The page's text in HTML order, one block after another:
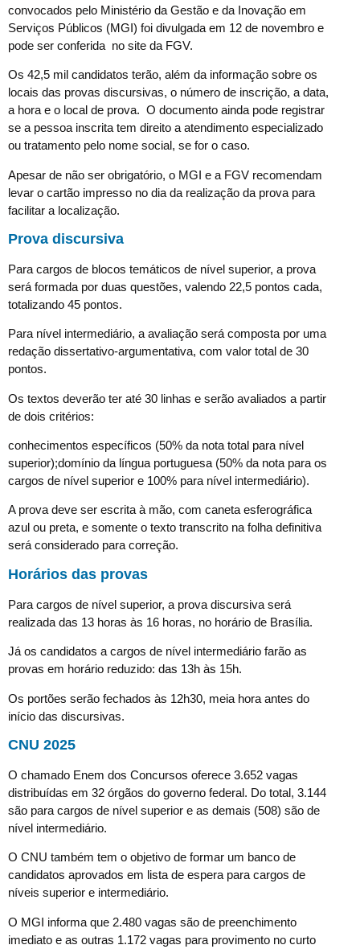
convocados pelo Ministério da Gestão e da Inovação em
Serviços Públicos (MGI) foi divulgada em 12 de novembro e
pode ser conferida no site da FGV.
Os 42,5 mil candidatos terão, além da informação sobre os
locais das provas discursivas, o número de inscrição, a data,
a hora e o local de prova. O documento ainda pode registrar
se a pessoa inscrita tem direito a atendimento especializado
ou tratamento pelo nome social, se for o caso.
Apesar de não ser obrigatório, o MGI e a FGV recomendam
levar o cartão impresso no dia da realização da prova para
facilitar a localização.
Prova discursiva
Para cargos de blocos temáticos de nível superior, a prova
será formada por duas questões, valendo 22,5 pontos cada,
totalizando 45 pontos.
Para nível intermediário, a avaliação será composta por uma
redação dissertativo-argumentativa, com valor total de 30
pontos.
Os textos deverão ter até 30 linhas e serão avaliados a partir
de dois critérios:
conhecimentos específicos (50% da nota total para nível
superior);domínio da língua portuguesa (50% da nota para os
cargos de nível superior e 100% para nível intermediário).
A prova deve ser escrita à mão, com caneta esferográfica
azul ou preta, e somente o texto transcrito na folha definitiva
será considerado para correção.
Horários das provas
Para cargos de nível superior, a prova discursiva será
realizada das 13 horas às 16 horas, no horário de Brasília.
Já os candidatos a cargos de nível intermediário farão as
provas em horário reduzido: das 13h às 15h.
Os portões serão fechados às 12h30, meia hora antes do
início das discursivas.
CNU 2025
O chamado Enem dos Concursos oferece 3.652 vagas
distribuídas em 32 órgãos do governo federal. Do total, 3.144
são para cargos de nível superior e as demais (508) são de
nível intermediário.
O CNU também tem o objetivo de formar um banco de
candidatos aprovados em lista de espera para cargos de
níveis superior e intermediário.
O MGI informa que 2.480 vagas são de preenchimento
imediato e as outras 1.172 vagas para provimento no curto